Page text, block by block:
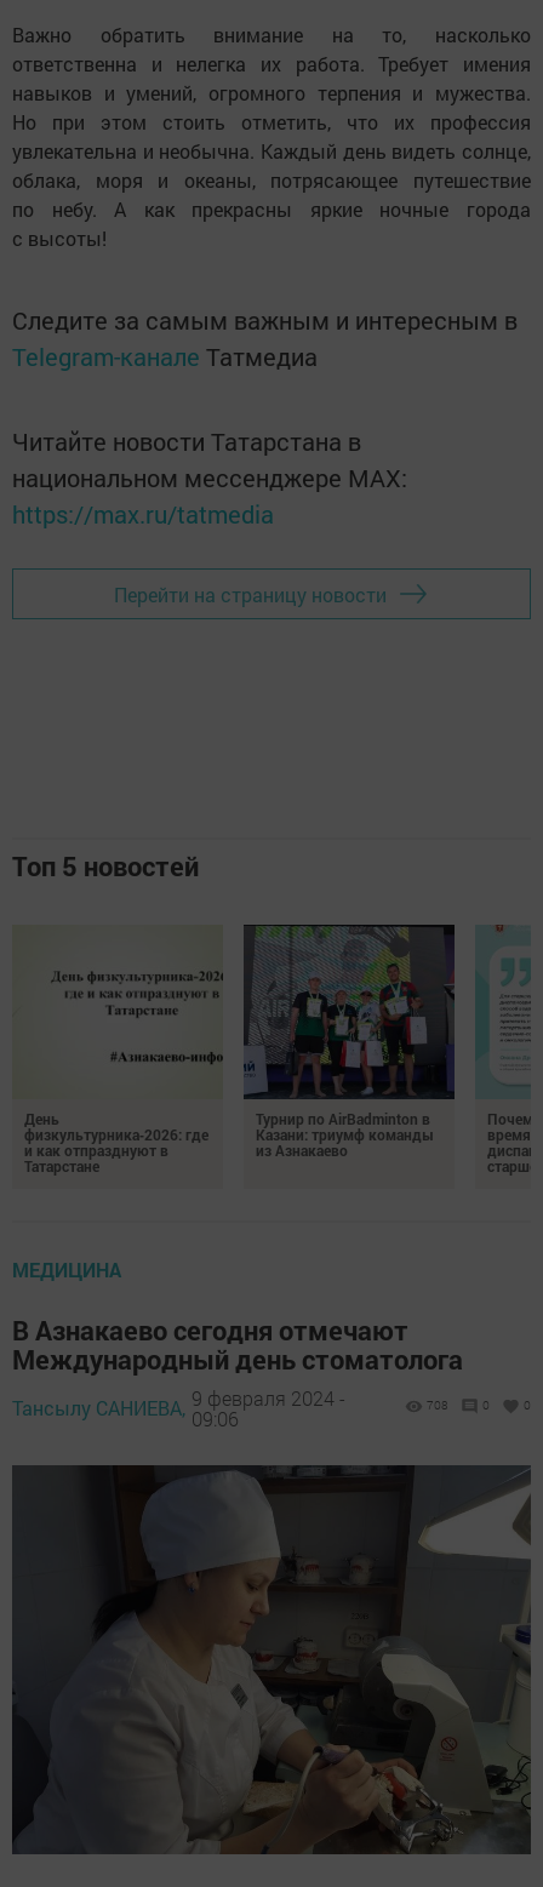
Важно обратить внимание на то, насколько
ответственна и нелегка их работа. Требует имения
навыков и умений, огромного терпения и мужества.
Но при этом стоить отметить, что их профессия
увлекательна и необычна. Каждый день видеть солнце,
облака, моря и океаны, потрясающее путешествие
по небу. А как прекрасны яркие ночные города
с высоты!
Следите за самым важным и интересным в
Telegram-канале Татмедиа
Читайте новости Татарстана в
национальном мессенджере MАХ:
https://max.ru/tatmedia
Перейти на страницу новости
Топ 5 новостей
День
физкультурника‑2026: где
и как отпразднуют в
Татарстане
Турнир по AirBadminton в
Казани: триумф команды
из Азнакаево
время
МЕДИЦИНА
В Азнакаево сегодня отмечают
Международный день стоматолога
Тансылу САНИЕВА, 9 февраля 2024 -
09:06
708 0 0